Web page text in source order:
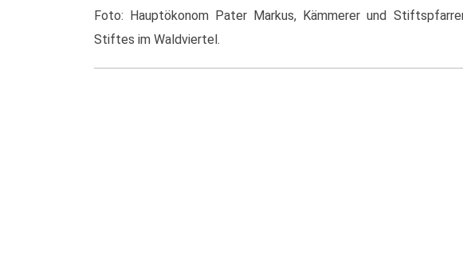
Foto: Hauptökonom Pater Markus, Kämmerer und
Stiftes im Waldviertel.